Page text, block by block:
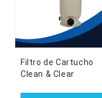
Filtro de Cartucho
Clean & Clear